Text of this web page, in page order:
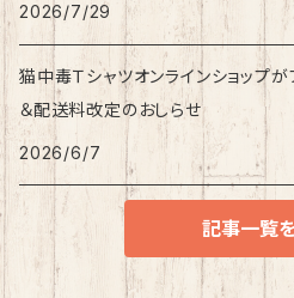
2026/7/29
猫中毒Ｔシャツオンラインショップ
＆配送料改定のおしらせ
2026/6/7
記事一覧